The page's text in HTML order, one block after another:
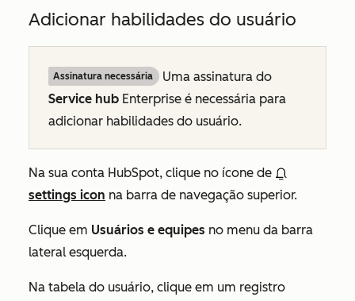
Adicionar habilidades do usuário
Assinatura necessária
Uma assinatura do
Service hub Enterprise é necessária para
adicionar habilidades do usuário.
Na sua conta HubSpot, clique no ícone de
settings icon na barra de navegação superior.
Clique em Usuários e equipes no menu da barra
lateral esquerda.
Na tabela do usuário, clique em um registro